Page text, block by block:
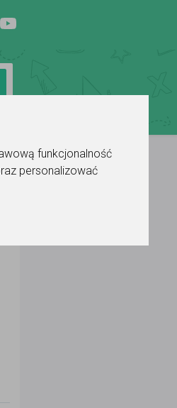
funkcjonalność
personalizować